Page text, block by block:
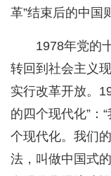
革”结束后的中国
1978年党的
转回到社会主义
实行改革开放。
的四个现代化”：
个现代化。我们
法，叫做中国式